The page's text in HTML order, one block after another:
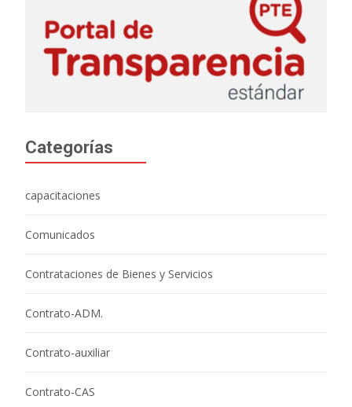
Categorías
capacitaciones
Comunicados
Contrataciones de Bienes y Servicios
Contrato-ADM.
Contrato-auxiliar
Contrato-CAS